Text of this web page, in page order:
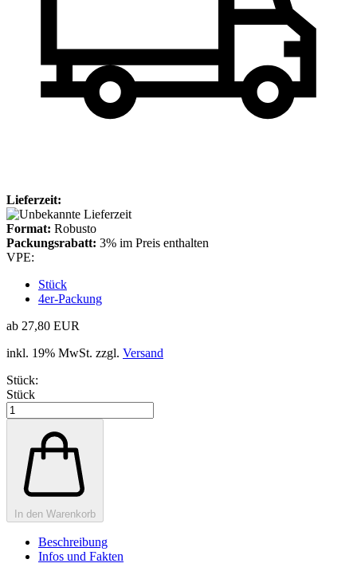
Lieferzeit:
Format: Robusto
Packungsrabatt: 3% im Preis enthalten
VPE:
Stück
4er-Packung
ab 27,80 EUR
inkl. 19% MwSt. zzgl. Versand
Stück:
Stück
In den Warenkorb
Beschreibung
Infos und Fakten